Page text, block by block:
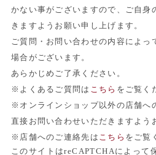
かない事がございますので、ご自身
きますようお願い申し上げます。
ご質問・お問い合わせの内容によっ
場合がございます。
あらかじめご了承ください。
※よくあるご質問は こちら をご覧く
※オンラインショップ以外の店舗へ
直接お問い合わせいただきますよう
※店舗へのご連絡先は こちら をご覧
このサイトはreCAPTCHAによって